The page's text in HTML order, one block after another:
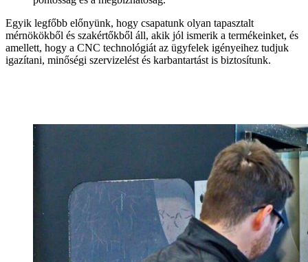
Egyik legfőbb előnyünk, hogy csapatunk olyan tapasztalt
mérnökökből és szakértőkből áll, akik jól ismerik a termékeinket, és
amellett, hogy a CNC technológiát az ügyfelek igényeihez tudjuk
igazítani, minőségi szervizelést és karbantartást is biztosítunk.